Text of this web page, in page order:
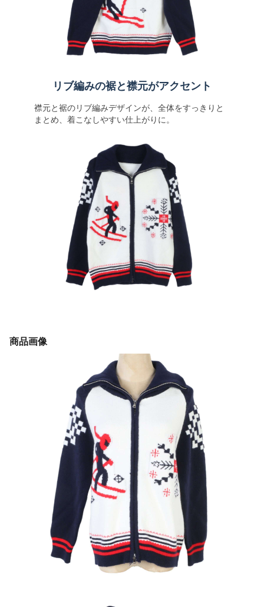
リブ編みの裾と襟元がアクセント
襟元と裾のリブ編みデザインが、全体をすっきりと
まとめ、着こなしやすい仕上がりに。
商品画像